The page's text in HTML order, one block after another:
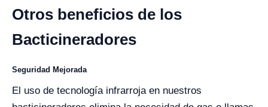
Otros beneficios de los
Bacticineradores
Seguridad Mejorada
El uso de tecnología infrarroja en nuestros